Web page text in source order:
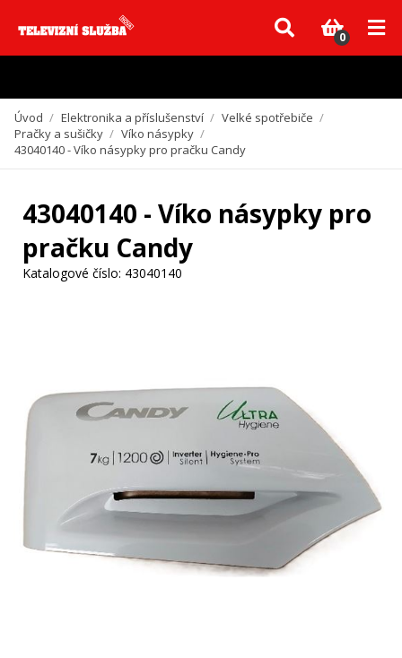
Vzhledem k aktuální situaci se může dodání dílů, které nejsou skladem,
zpozdit. Děkujeme za pochopení.
0
Úvod / Elektronika a příslušenství / Velké spotřebiče /
Pračky a sušičky / Víko násypky /
43040140 - Víko násypky pro pračku Candy
43040140 - Víko násypky pro
pračku Candy
Katalogové číslo: 43040140